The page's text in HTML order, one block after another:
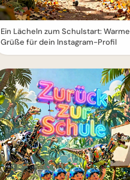
Ein Lächeln zum Schulstart: Warme
Grüße für dein Instagram-Profil